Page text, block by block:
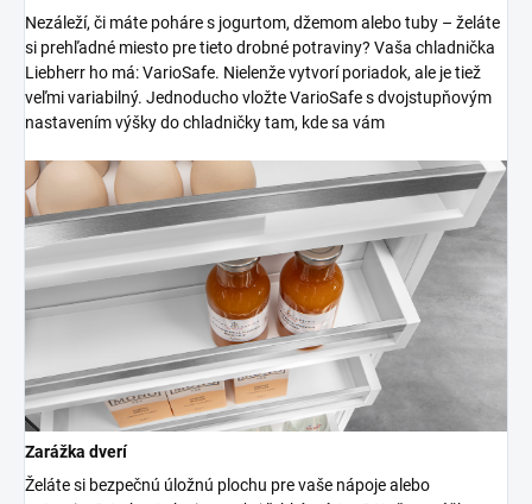
Nezáleží, či máte poháre s jogurtom, džemom alebo tuby – želáte
si prehľadné miesto pre tieto drobné potraviny? Vaša chladnička
Liebherr ho má: VarioSafe. Nielenže vytvorí poriadok, ale je tiež
veľmi variabilný. Jednoducho vložte VarioSafe s dvojstupňovým
nastavením výšky do chladničky tam, kde sa vám
Zarážka dverí
Želáte si bezpečnú úložnú plochu pre vaše nápoje alebo